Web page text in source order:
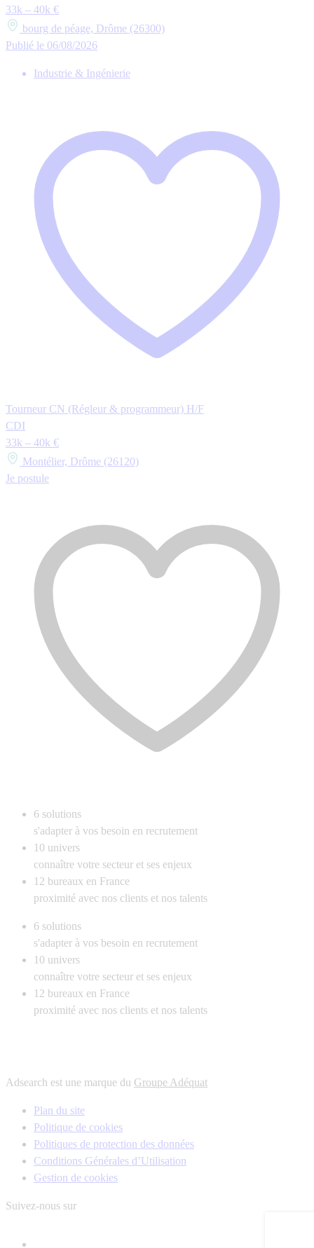
33k – 40k €
bourg de péage, Drôme (26300)
Publié le 06/08/2026
Industrie & Ingénierie
Tourneur CN (Régleur & programmeur) H/F
CDI
33k – 40k €
Montélier, Drôme (26120)
Je postule
6 solutions
s'adapter à vos besoin en recrutement
10 univers
connaître votre secteur et ses enjeux
12 bureaux en France
proximité avec nos clients et nos talents
6 solutions
s'adapter à vos besoin en recrutement
10 univers
connaître votre secteur et ses enjeux
12 bureaux en France
proximité avec nos clients et nos talents
Adsearch est une marque du Groupe Adéquat
Plan du site
Politique de cookies
Politiques de protection des données
Conditions Générales d’Utilisation
Gestion de cookies
Suivez-nous sur